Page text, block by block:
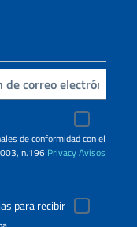
de conformidad con el
n.196 PrivacyAvisos
para recibir